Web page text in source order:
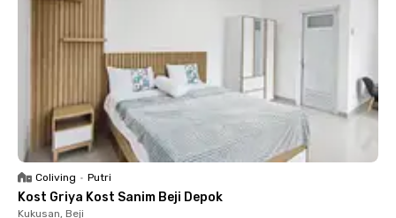
Coliving • Putri
Kost Griya Kost Sanim Beji Depok
Kukusan, Beji